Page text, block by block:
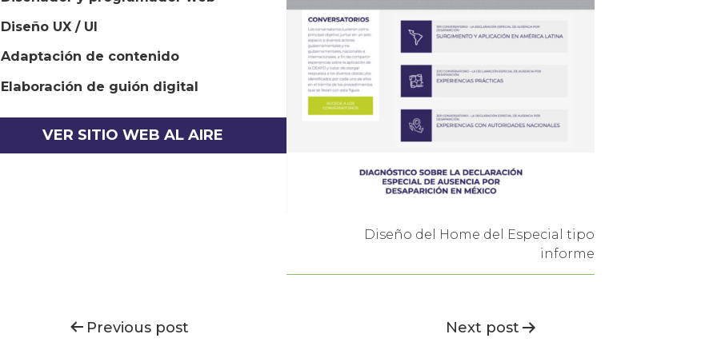
Diseño UX / UI
Adaptación de contenido
Elaboración de guión digital
VER SITIO WEB AL AIRE
Diseño del Home del Especial tipo
informe
Previous post Next post